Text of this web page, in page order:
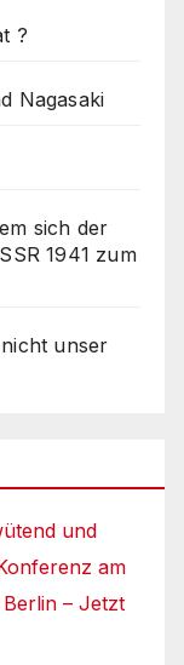
?
Nagasaki
sich der
1941 zum
unser
und
am
– Jetzt